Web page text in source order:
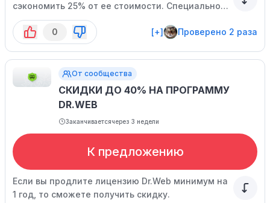
сэкономить 25% от ее стоимости. Специальное
предложение действует ограниченное время.
0
[+] Проверено 2 раза
От сообщества
СКИДКИ ДО 40% НА ПРОГРАММУ
DR.WEB
Заканчиваетсячерез 3 недели
К предложению
Если вы продлите лицензию Dr.Web минимум на
1 год, то сможете получить скидку.